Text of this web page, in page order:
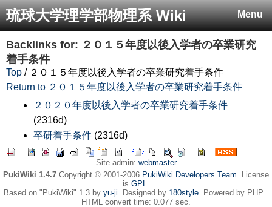
Menu
琉球大学理学部物理系 Wiki
Backlinks for: ２０１５年度以後入学者の卒業研究
着手条件
Top / ２０１５年度以後入学者の卒業研究着手条件
Return to ２０１５年度以後入学者の卒業研究着手条件
２０２０年度以後入学者の卒業研究着手条件
(2316d)
卒研着手条件 (2316d)
Site admin: webmaster
PukiWiki 1.4.7 Copyright © 2001-2006 PukiWiki Developers Team. License
is GPL.
Based on "PukiWiki" 1.3 by yu-ji. Designed by 180style. Powered by PHP .
HTML convert time: 0.077 sec.